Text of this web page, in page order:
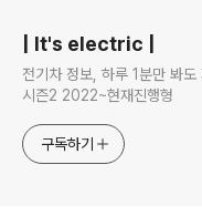
| It's electric |
전기차 정보, 하루 1분만 봐
시즌2 2022~현재진행형
구독하기